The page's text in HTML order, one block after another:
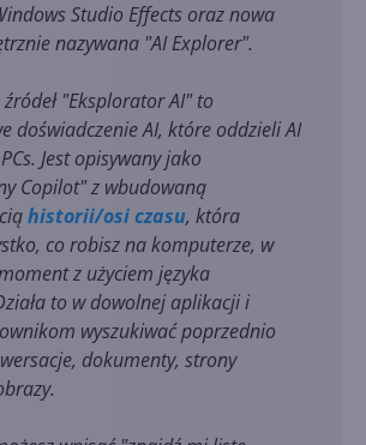
Studio Effects oraz nowa
nazywana "AI Explorer".
źródeł "Eksplorator AI" to
doświadczenie AI, które oddzieli AI
Jest opisywany jako
Copilot" z wbudowaną
historii/osi czasu, która
co robisz na komputerze, w
z użyciem języka
to w dowolnej aplikacji i
wyszukiwać poprzednio
dokumenty, strony